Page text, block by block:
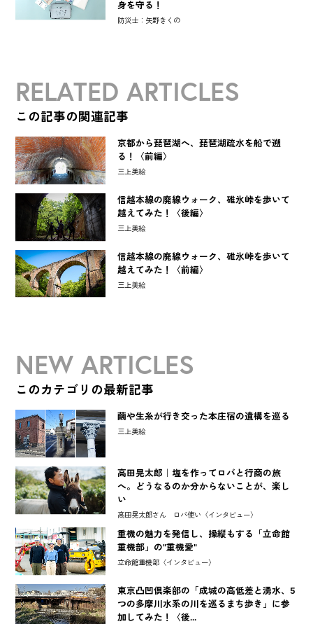
身を守る！
防災士：矢野きくの
RELATED ARTICLES
この記事の関連記事
京都から琵琶湖へ、琵琶湖疏水を船で遡
る！〈前編〉
三上美絵
信越本線の廃線ウォーク、碓氷峠を歩いて
越えてみた！〈後編〉
三上美絵
信越本線の廃線ウォーク、碓氷峠を歩いて
越えてみた！〈前編〉
三上美絵
NEW ARTICLES
このカテゴリの最新記事
繭や生糸が行き交った本庄宿の遺構を巡る
三上美絵
高田晃太郎｜塩を作ってロバと行商の旅
へ。どうなるのか分からないことが、楽し
い
高田晃太郎さん ロバ使い〈インタビュー〉
重機の魅力を発信し、操縦もする「立命館
重機部」の"重機愛"
立命館重機部〈インタビュー〉
東京凸凹倶楽部の「成城の高低差と湧水、5
つの多摩川水系の川を巡るまち歩き」に参
加してみた！〈後...